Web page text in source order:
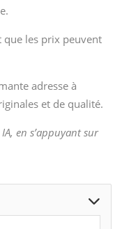
que les prix peuvent
adresse à
et de qualité.
en s’appuyant sur